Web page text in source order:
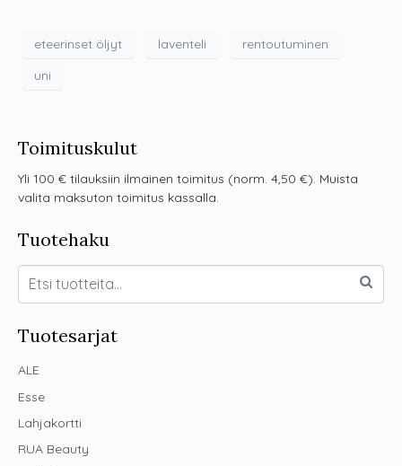
eteerinset öljyt laventeli
rentoutuminen
uni
Toimituskulut
Yli 100 € tilauksiin ilmainen toimitus (norm. 4,50 €). Muista
valita maksuton toimitus kassalla.
Tuotehaku
Tuotesarjat
ALE
Esse
Lahjakortti
RUA Beauty